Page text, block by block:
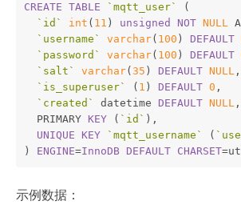
CREATE TABLE `mqtt_user`
(
`id`
int ( 11 ) unsigned NOT NULL
`username`
varchar( 100 ) DEFAULT
`password`
varchar( 100 ) DEFAULT
`salt`
varchar( 35 ) DEFAULT NULL ,
`is_superuser`
( 1 ) DEFAULT 0 ,
`created`
datetime DEFAULT NULL ,
  PRIMARY
KEY ( `id` ),
UNIQUE
KEY `mqtt_username` (
) ENGINE=InnoDB DEFAULT CHARSET
示例数据：